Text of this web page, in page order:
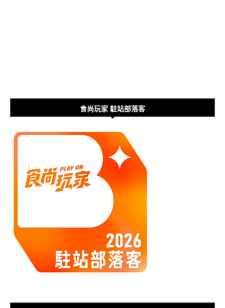
食尚玩家 駐站部落客